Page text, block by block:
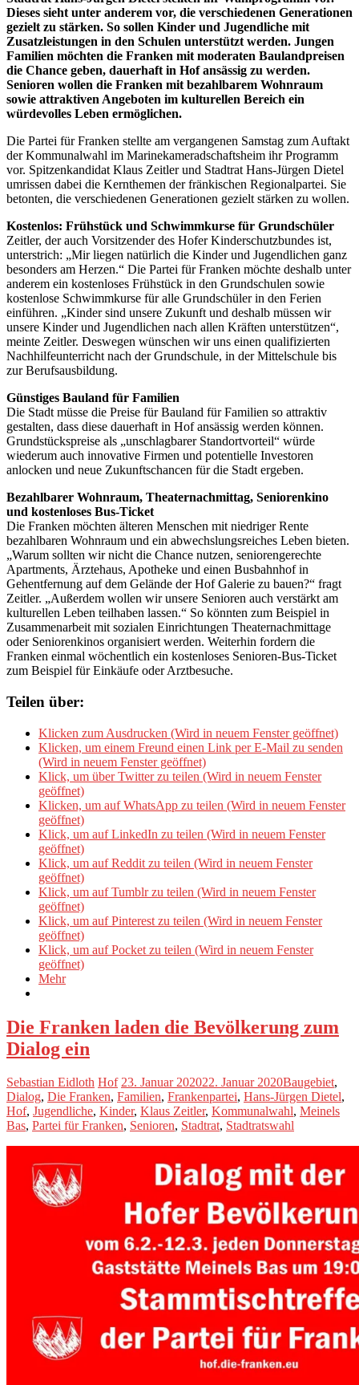
Dieses sieht unter anderem vor, die verschiedenen Generationen
gezielt zu stärken. So sollen Kinder und Jugendliche mit
Zusatzleistungen in den Schulen unterstützt werden. Jungen
Familien möchten die Franken mit moderaten Baulandpreisen
die Chance geben, dauerhaft in Hof ansässig zu werden.
Senioren wollen die Franken mit bezahlbarem Wohnraum
sowie attraktiven Angeboten im kulturellen Bereich ein
würdevolles Leben ermöglichen.
Die Partei für Franken stellte am vergangenen Samstag zum Auftakt
der Kommunalwahl im Marinekameradschaftsheim ihr Programm
vor. Spitzenkandidat Klaus Zeitler und Stadtrat Hans-Jürgen Dietel
umrissen dabei die Kernthemen der fränkischen Regionalpartei. Sie
betonten, die verschiedenen Generationen gezielt stärken zu wollen.
Kostenlos: Frühstück und Schwimmkurse für Grundschüler
Zeitler, der auch Vorsitzender des Hofer Kinderschutzbundes ist,
unterstrich: „Mir liegen natürlich die Kinder und Jugendlichen ganz
besonders am Herzen.“ Die Partei für Franken möchte deshalb unter
anderem ein kostenloses Frühstück in den Grundschulen sowie
kostenlose Schwimmkurse für alle Grundschüler in den Ferien
einführen. „Kinder sind unsere Zukunft und deshalb müssen wir
unsere Kinder und Jugendlichen nach allen Kräften unterstützen“,
meinte Zeitler. Deswegen wünschen wir uns einen qualifizierten
Nachhilfeunterricht nach der Grundschule, in der Mittelschule bis
zur Berufsausbildung.
Günstiges Bauland für Familien
Die Stadt müsse die Preise für Bauland für Familien so attraktiv
gestalten, dass diese dauerhaft in Hof ansässig werden können.
Grundstückspreise als „unschlagbarer Standortvorteil“ würde
wiederum auch innovative Firmen und potentielle Investoren
anlocken und neue Zukunftschancen für die Stadt ergeben.
Bezahlbarer Wohnraum, Theaternachmittag, Seniorenkino
und kostenloses Bus-Ticket
Die Franken möchten älteren Menschen mit niedriger Rente
bezahlbaren Wohnraum und ein abwechslungsreiches Leben bieten.
„Warum sollten wir nicht die Chance nutzen, seniorengerechte
Apartments, Ärztehaus, Apotheke und einen Busbahnhof in
Gehentfernung auf dem Gelände der Hof Galerie zu bauen?“ fragt
Zeitler. „Außerdem wollen wir unsere Senioren auch verstärkt am
kulturellen Leben teilhaben lassen.“ So könnten zum Beispiel in
Zusammenarbeit mit sozialen Einrichtungen Theaternachmittage
oder Seniorenkinos organisiert werden. Weiterhin fordern die
Franken einmal wöchentlich ein kostenloses Senioren-Bus-Ticket
zum Beispiel für Einkäufe oder Arztbesuche.
Teilen über:
Klicken zum Ausdrucken (Wird in neuem Fenster geöffnet)
Klicken, um einem Freund einen Link per E-Mail zu senden
(Wird in neuem Fenster geöffnet)
Klick, um über Twitter zu teilen (Wird in neuem Fenster
geöffnet)
Klicken, um auf WhatsApp zu teilen (Wird in neuem Fenster
geöffnet)
Klick, um auf LinkedIn zu teilen (Wird in neuem Fenster
geöffnet)
Klick, um auf Reddit zu teilen (Wird in neuem Fenster
geöffnet)
Klick, um auf Tumblr zu teilen (Wird in neuem Fenster
geöffnet)
Klick, um auf Pinterest zu teilen (Wird in neuem Fenster
geöffnet)
Klick, um auf Pocket zu teilen (Wird in neuem Fenster
geöffnet)
Mehr
Die Franken laden die Bevölkerung zum
Dialog ein
Sebastian Eidloth Hof 23. Januar 202022. Januar 2020Baugebiet,
Dialog, Die Franken, Familien, Frankenpartei, Hans-Jürgen Dietel,
Hof, Jugendliche, Kinder, Klaus Zeitler, Kommunalwahl, Meinels
Bas, Partei für Franken, Senioren, Stadtrat, Stadtratswahl